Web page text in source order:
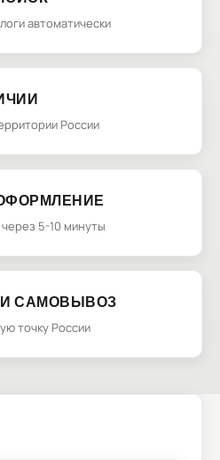
автоматически
России
5-10 минуты
САМОВЫВОЗ
точку России